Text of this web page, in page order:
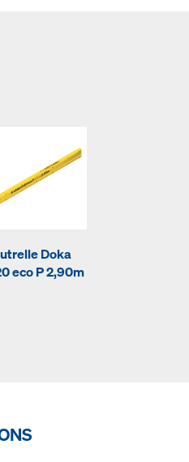
Doka
eco P 2,90m